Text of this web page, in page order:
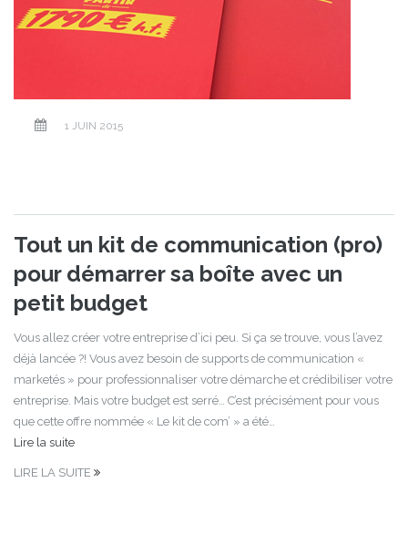
1 JUIN 2015
Tout un kit de communication (pro)
pour démarrer sa boîte avec un
petit budget
Vous allez créer votre entreprise d’ici peu. Si ça se trouve, vous l’avez
déjà lancée ?! Vous avez besoin de supports de communication «
marketés » pour professionnaliser votre démarche et crédibiliser votre
entreprise. Mais votre budget est serré… C’est précisément pour vous
que cette offre nommée « Le kit de com’ » a été…
Lire la suite
LIRE LA SUITE